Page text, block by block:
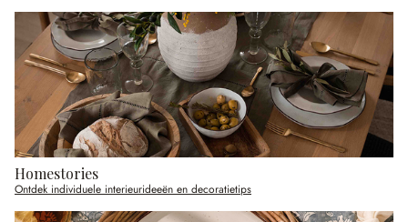
Homestories
Ontdek individuele interieurideeën en decoratietips